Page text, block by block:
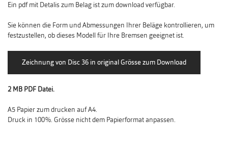
Ein pdf mit Detalis zum Belag ist zum download verfügbar.
Sie können die Form und Abmessungen Ihrer Beläge kontrollieren, um
festzustellen, ob dieses Modell für Ihre Bremsen geeignet ist.
2 MB PDF Datei.
A5 Papier zum drucken auf A4.
Druck in 100%. Grösse nicht dem Papierformat anpassen.